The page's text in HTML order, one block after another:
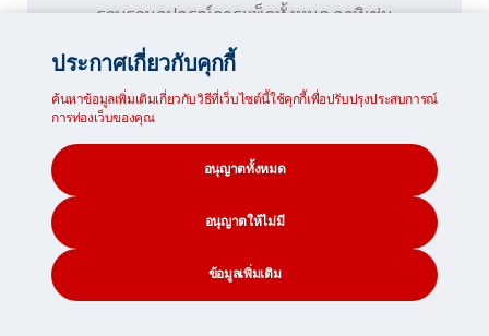
รวบรวมอุปกรณ์การแพ็คทั้งหมด อาทิเช่น
ฝากล่องเข้าด้วยกัน และปิดด้วยเทปกาวหลาย
ชั้น
ใช้เทปกาวปิดเหลี่ยมมุมที่ยื่นออกมา จากนัน
ห่อฐานให้รอบเพื่อเพิ่มความแข็งแรง เมื่อจัด
ของลงกล่องจนเต็มแล้ว ปิดฝากล่องโดยใช้วิธี
ประกาศเกี่ยวกับคุกกี้
ค้นหาข้อมูลเพิ่มเติมเกี่ยวกับวิธีที่เว็บไซต์นี้ใช้คุกกี้เพื่อปรับปรุงประสบการณ์
การท่องเว็บของคุณ
อนุญาตทั้งหมด
อนุญาตให้ไม่มี
ข้อมูลเพิ่มเติม